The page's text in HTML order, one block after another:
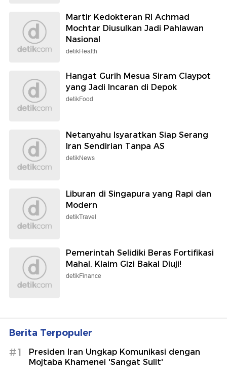
Martir Kedokteran RI Achmad
Mochtar Diusulkan Jadi Pahlawan
Nasional
detikHealth
Hangat Gurih Mesua Siram Claypot
yang Jadi Incaran di Depok
detikFood
Netanyahu Isyaratkan Siap Serang
Iran Sendirian Tanpa AS
detikNews
Liburan di Singapura yang Rapi dan
Modern
detikTravel
Pemerintah Selidiki Beras Fortifikasi
Mahal, Klaim Gizi Bakal Diuji!
detikFinance
Berita Terpopuler
#1
Presiden Iran Ungkap Komunikasi dengan
Mojtaba Khamenei 'Sangat Sulit'